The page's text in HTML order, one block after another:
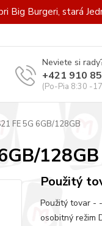
Big Burgeri, stará
Neviete si
+421 910
(Po-Pia 8:30 -
FE 5G 6GB/128GB
128GB
Použitý
Použitý tovar -
osobitný režim